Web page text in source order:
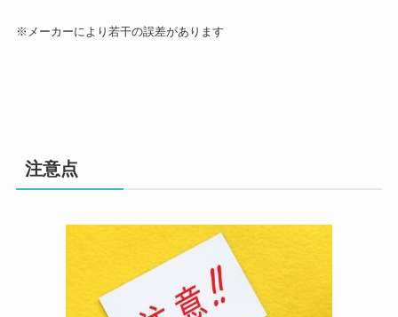
※メーカーにより若干の誤差があります
注意点